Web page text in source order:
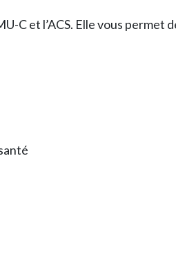
C et l’ACS. Elle vous